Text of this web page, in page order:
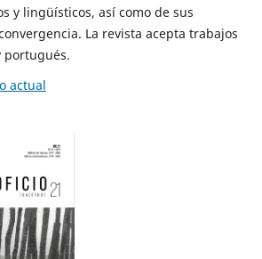
y lingüísticos, así como de sus
La revista acepta trabajos
portugués.
actual